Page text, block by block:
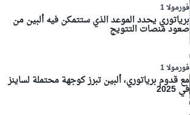
فورمولا 1
برياتوري يحدد الموعد الذي ستتمكن فيه ألبين من
صعود منصات التتويج
فورمولا 1
مع قدوم برياتوري، ألبين تبرز كوجهة محتملة لساينز
في 2025